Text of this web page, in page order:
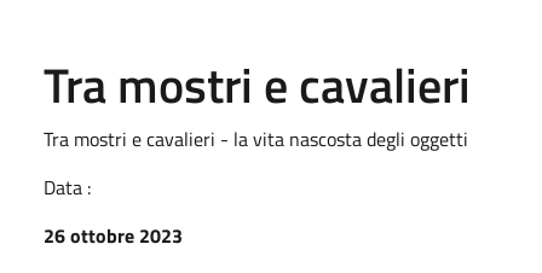
Tra mostri e cavalieri
Tra mostri e cavalieri - la vita nascosta degli oggetti
Data :
26 ottobre 2023